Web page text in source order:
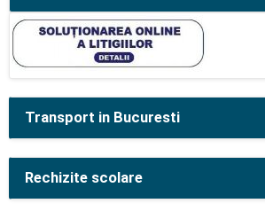
Transport in Bucuresti
Rechizite scolare